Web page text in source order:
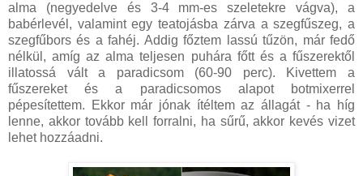
alma (negyedelve és 3-4 mm-es szeletekre vágva), a
babérlevél, valamint egy teatojásba zárva a szegfűszeg, a
szegfűbors és a fahéj. Addig főztem lassú tűzön, már fedő
nélkül, amíg az alma teljesen puhára főtt és a fűszerektől
illatossá vált a paradicsom (60-90 perc). Kivettem a
fűszereket és a paradicsomos alapot botmixerrel
pépesítettem. Ekkor már jónak ítéltem az állagát - ha híg
lenne, akkor tovább kell forralni, ha sűrű, akkor kevés vizet
lehet hozzáadni.